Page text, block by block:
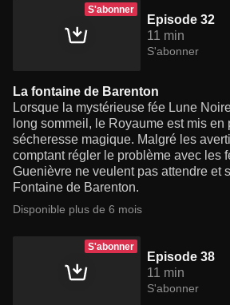
S'abonner
Episode 32
11 min
S'abonner
La fontaine de Barenton
Lorsque la mystérieuse fée Lune
long sommeil, le Royaume est mis en
sécheresse magique. Malgré les
comptant régler le problème avec les
Guenièvre ne veulent pas attendre et
Fontaine de Barenton.
Disponible plus de 6 mois
S'abonner
Episode 38
11 min
S'abonner